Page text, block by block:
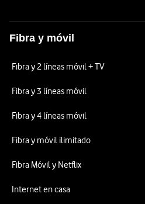
Fibra y móvil
Fibra y 2 líneas móvil + TV
Fibra y 3 líneas móvil
Fibra y 4 líneas móvil
Fibra y móvil ilimitado
Fibra Móvil y Netflix
Internet en casa